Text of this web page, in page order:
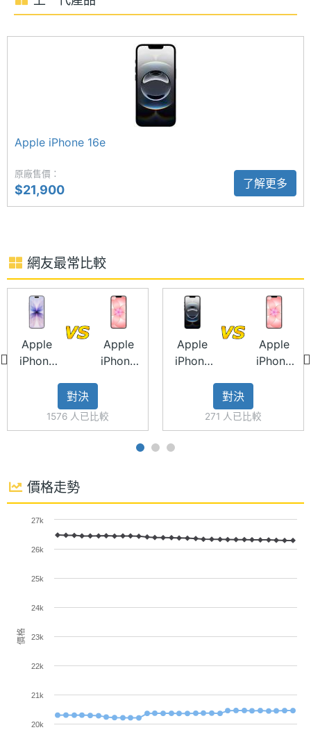
Siri 實現更聰明智慧的助理應用，提供視覺智慧操作，
方便用戶搜尋、提問等用途。Apple Intelligence 支援
繁體中文，而 OpenAI 出品的 ChatGPT 也已整合至
4,800 萬畫素主鏡頭
Apple iPhone 17e 後置 4,800 萬畫素主鏡頭，主鏡頭
可提供 2 倍光學品質望遠，支援最高 10 倍數位變焦，
空間。前置 1,200 萬畫素原深感測相機，支援自動對
焦、Face ID 解鎖等功能。
Apple iPhone 17e 功能特色
◎ 5G 單卡上網、雙 eSIM（可搭配 eSIM 啟用 5G +
5G 雙卡雙待）
顯示器（OLED 螢幕）
◎ A19 仿生晶片
◎ 256GB ROM、512GB ROM
◎ Wi-Fi 6、藍牙 5.3、NFC 讀取模式、可使用備用電
量的快速卡
◎ 動作按鈕
◎ Face ID 臉部辨識
像素密
材質
主螢幕
超瓷晶盾 2
主螢幕
更新率
60 Hz
主相機
畫素
4800 萬畫素
感光元
件
光圈F
主相機
26 mm
主相機
LED補
自動對
Yes
Apple iPhone 16e
原廠售價：
$21,900 了解更多
網友最常比較
Apple
iPhone
Apple
iPhone
對決
1576 人已比較
Apple
iPhone
Apple
iPhone
對決
271 人已比較
價格走勢
價格
20k
21k
22k
23k
24k
25k
26k
27k